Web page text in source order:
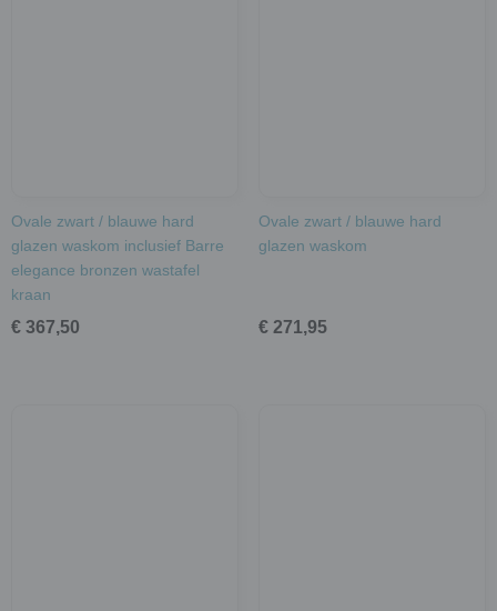
Ovale zwart / blauwe hard
glazen waskom inclusief Barre
elegance bronzen wastafel
kraan
€ 367,50
Ovale zwart / blauwe hard
glazen waskom
€ 271,95